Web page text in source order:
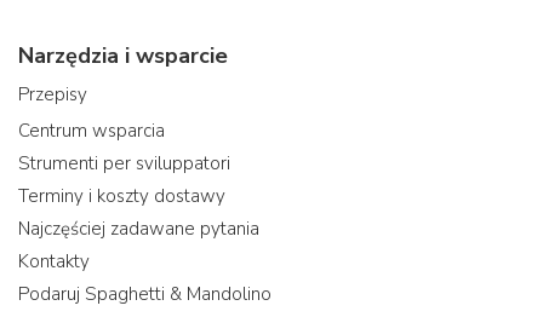
Narzędzia i wsparcie
Przepisy
Centrum wsparcia
Strumenti per sviluppatori
Terminy i koszty dostawy
Najczęściej zadawane pytania
Kontakty
Podaruj Spaghetti & Mandolino